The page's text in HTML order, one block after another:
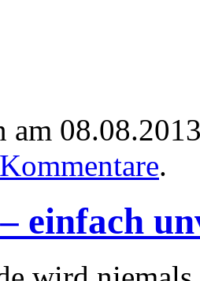
am
.
einfach